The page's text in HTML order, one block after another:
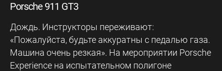
Porsche 911 GT3
Дождь. Инструкторы переживают:
«Пожалуйста, будьте аккуратны с педалью газа.
Машина очень резкая». На мероприятии Porsche
Experience на испытательном полигоне